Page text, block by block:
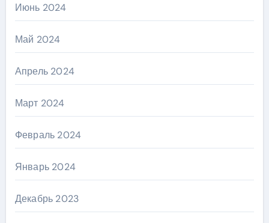
Июнь 2024
Май 2024
Апрель 2024
Март 2024
Февраль 2024
Январь 2024
Декабрь 2023